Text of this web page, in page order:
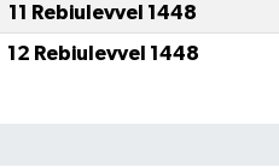
11 Rebiulevvel 1448
12 Rebiulevvel 1448